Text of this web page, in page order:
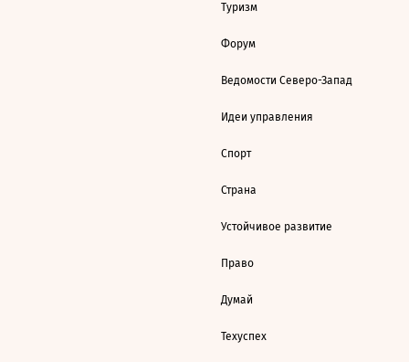
Туризм
Форум
Ведомости Северо-Запад
Идеи управления
Спорт
Страна
Устойчивое развитие
Право
Думай
Техуспех